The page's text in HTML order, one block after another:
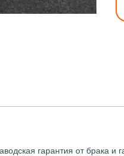
гарантия от брака и